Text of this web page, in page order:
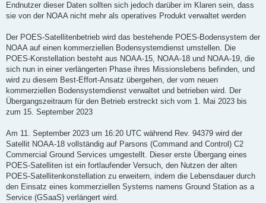
Endnutzer dieser Daten sollten sich jedoch darüber im Klaren sein, dass
sie von der NOAA nicht mehr als operatives Produkt verwaltet werden
Der POES-Satellitenbetrieb wird das bestehende POES-Bodensystem der
NOAA auf einen kommerziellen Bodensystemdienst umstellen. Die
POES-Konstellation besteht aus NOAA-15, NOAA-18 und NOAA-19, die
sich nun in einer verlängerten Phase ihres Missionslebens befinden, und
wird zu diesem Best-Effort-Ansatz übergehen, der vom neuen
kommerziellen Bodensystemdienst verwaltet und betrieben wird. Der
Übergangszeitraum für den Betrieb erstreckt sich vom 1. Mai 2023 bis
zum 15. September 2023
Am 11. September 2023 um 16:20 UTC während Rev. 94379 wird der
Satellit NOAA-18 vollständig auf Parsons (Command and Control) C2
Commercial Ground Services umgestellt. Dieser erste Übergang eines
POES-Satelliten ist ein fortlaufender Versuch, den Nutzen der alten
POES-Satellitenkonstellation zu erweitern, indem die Lebensdauer durch
den Einsatz eines kommerziellen Systems namens Ground Station as a
Service (GSaaS) verlängert wird.